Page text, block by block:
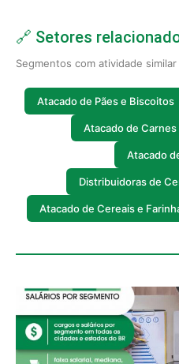
🔗 Setores
Segmentos com atividade
Atacado de Pães e Biscoitos
Atacado de
Atacado
Distribuidoras de
Atacado de Cereais e